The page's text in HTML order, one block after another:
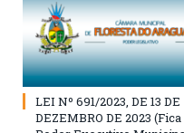
LEI Nº 691/2023, DE 13 DE
DEZEMBRO DE 2023 (Fica